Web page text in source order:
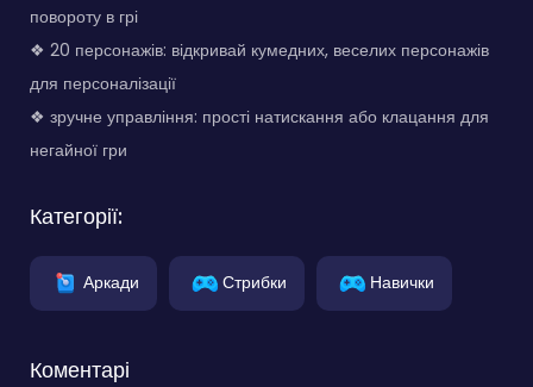
повороту в грі
❖ 20 персонажів: відкривай кумедних, веселих персонажів
для персоналізації
❖ зручне управління: прості натискання або клацання для
негайної гри
Категорії:
Аркади Стрибки Навички
Коментарі